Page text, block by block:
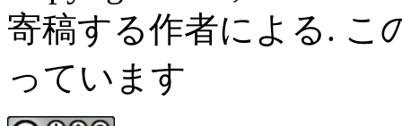
寄稿する作者による. こ
っています